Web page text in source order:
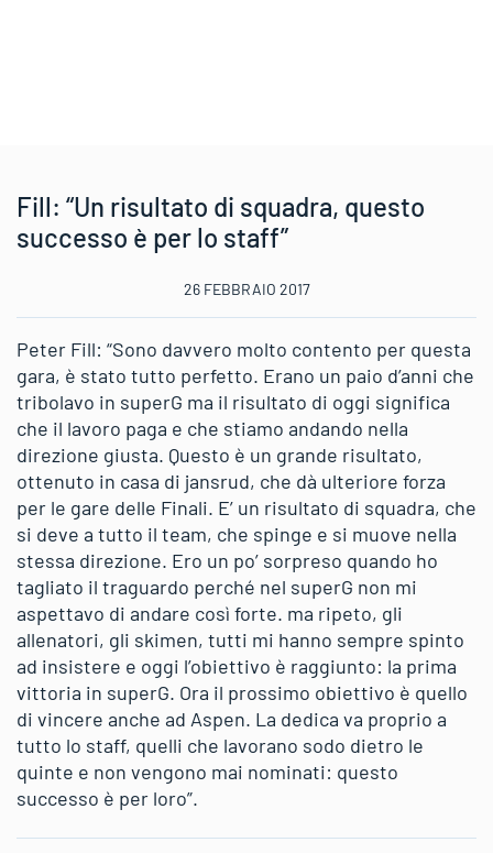
Fill: “Un risultato di squadra, questo
successo è per lo staff”
26 FEBBRAIO 2017
Peter Fill: “Sono davvero molto contento per questa
gara, è stato tutto perfetto. Erano un paio d’anni che
tribolavo in superG ma il risultato di oggi significa
che il lavoro paga e che stiamo andando nella
direzione giusta. Questo è un grande risultato,
ottenuto in casa di jansrud, che dà ulteriore forza
per le gare delle Finali. E’ un risultato di squadra, che
si deve a tutto il team, che spinge e si muove nella
stessa direzione. Ero un po’ sorpreso quando ho
tagliato il traguardo perché nel superG non mi
aspettavo di andare così forte. ma ripeto, gli
allenatori, gli skimen, tutti mi hanno sempre spinto
ad insistere e oggi l’obiettivo è raggiunto: la prima
vittoria in superG. Ora il prossimo obiettivo è quello
di vincere anche ad Aspen. La dedica va proprio a
tutto lo staff, quelli che lavorano sodo dietro le
quinte e non vengono mai nominati: questo
successo è per loro”.